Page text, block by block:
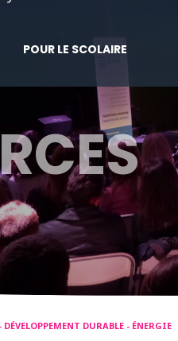
POUR LE SCOLAIRE
DURABLE - ÉNERGIE